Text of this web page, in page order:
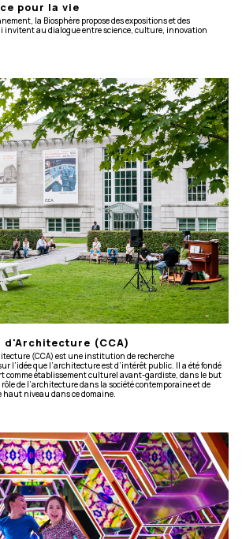
pour la vie
la Biosphère propose des expositions et des
au dialogue entre science, culture, innovation
d'Architecture (CCA)
(CCA) est une institution de recherche
l’idée que l’architecture est d’intérêt public. Il a été fondé
comme établissement culturel avant-gardiste, dans le but
de l’architecture dans la société contemporaine et de
haut niveau dans ce domaine.